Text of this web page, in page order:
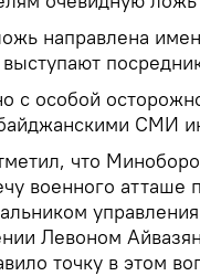
направлена
с особой
СМИ
что
военного
Левоном
точку в этом